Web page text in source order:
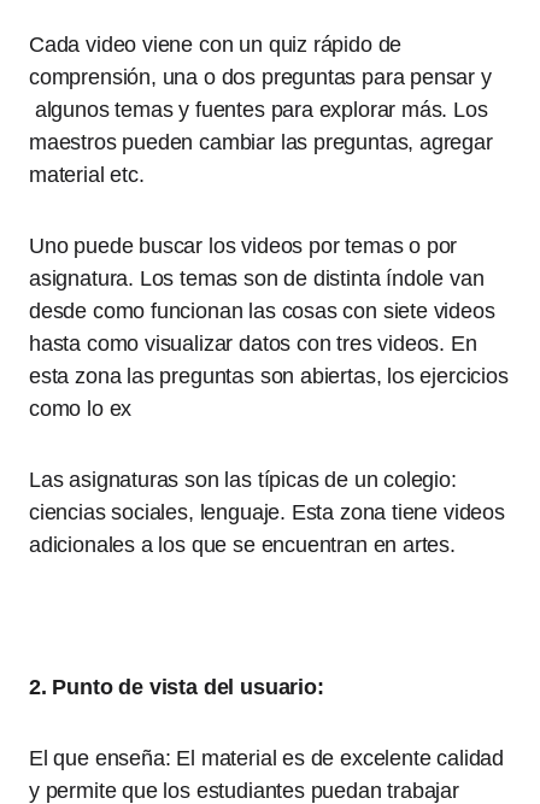
Cada video viene con un quiz rápido de
comprensión, una o dos preguntas para pensar y
algunos temas y fuentes para explorar más. Los
maestros pueden cambiar las preguntas, agregar
material etc.
Uno puede buscar los videos por temas o por
asignatura. Los temas son de distinta índole van
desde como funcionan las cosas con siete videos
hasta como visualizar datos con tres videos. En
esta zona las preguntas son abiertas, los ejercicios
como lo ex
Las asignaturas son las típicas de un colegio:
ciencias sociales, lenguaje. Esta zona tiene videos
adicionales a los que se encuentran en artes.
2. Punto de vista del usuario:
El que enseña: El material es de excelente calidad
y permite que los estudiantes puedan trabajar